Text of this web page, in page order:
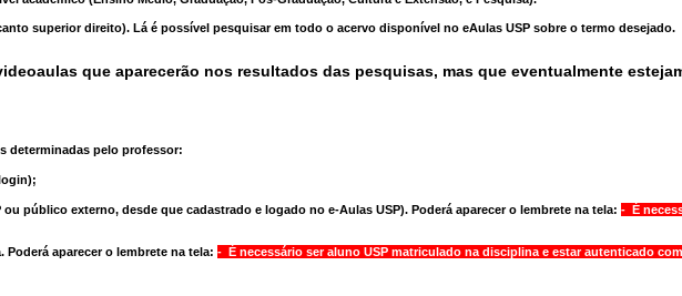
superior direito). Lá é possível pesquisar em todo o acervo disponível no eAulas USP sobre o termo desejado.
que aparecerão nos resultados das pesquisas, mas que eventualmente
determinadas pelo professor:
público externo, desde que cadastrado e logado no e-Aulas USP). Poderá aparecer o lembrete na tela: - É
. Poderá aparecer o lembrete na tela: - É necessário ser aluno USP matriculado na disciplina e estar autenticado